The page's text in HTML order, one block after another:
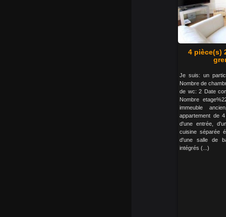
4 pièce(s)
Je suis: un
Nombre de
de wc: 2 Date
Nombre
immeuble
appartement de
d'une entrée,
cuisine séparée
d'une salle de
intégrés (...)